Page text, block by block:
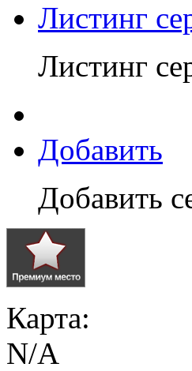
Листинг
Листинг
Добавить
Добавить
Карта:
N/A